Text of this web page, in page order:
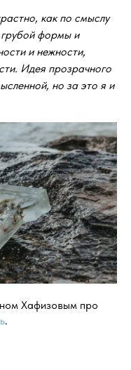
как по смыслу
формы и
и нежности,
Идея прозрачного
но за это я и
Хафизовым про
.